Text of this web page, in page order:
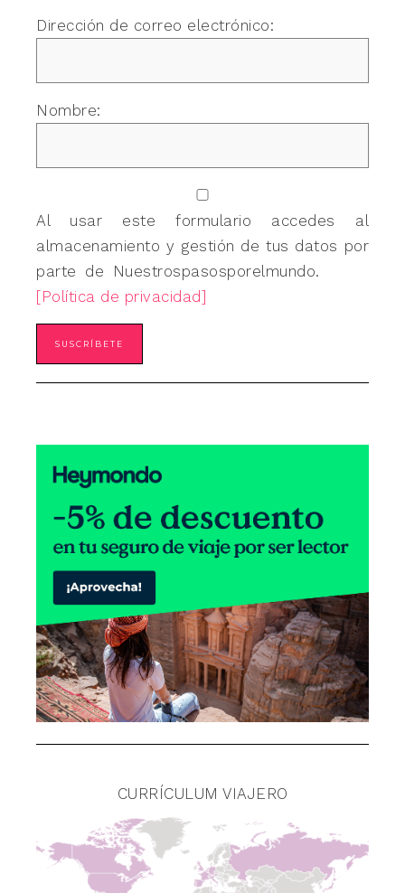
Dirección de correo electrónico:
Nombre:
Al usar este formulario accedes al
almacenamiento y gestión de tus datos por
parte de Nuestrospasosporelmundo.
[Política de privacidad]
CURRÍCULUM VIAJERO